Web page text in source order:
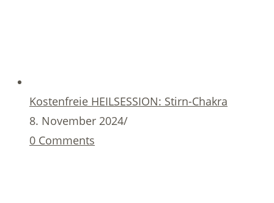
Kostenfreie HEILSESSION: Stirn-Chakra
8. November 2024/
0 Comments